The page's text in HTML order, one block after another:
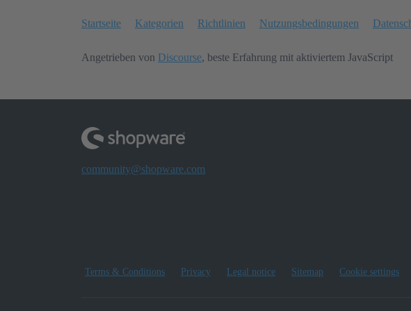
Startseite Kategorien Richtlinien Nutzungsbedingungen
Angetrieben von Discourse, beste Erfahrung mit aktiviertem JavaScript
community@shopware.com
Terms & Conditions Privacy Legal notice Sitemap Cookie settings